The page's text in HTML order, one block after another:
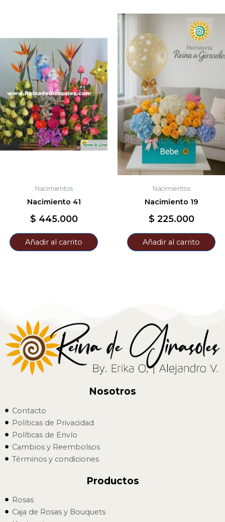
Nacimientos
Nacimiento 41
$ 445.000
Añadir al carrito
Nacimientos
Nacimiento 19
$ 225.000
Añadir al carrito
Nosotros
Contacto
Políticas de Privacidad
Políticas de Envío
Cambios y Reembolsos
Términos y condiciones
Productos
Rosas
Caja de Rosas y Bouquets